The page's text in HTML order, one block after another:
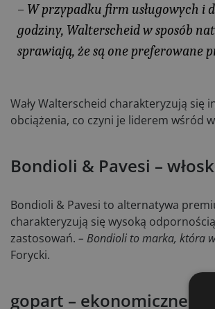
– W przypadku firm usługowych i
godziny, Walterscheid w sposób
sprawiają, że są one preferowane
Wały Walterscheid charakteryzują
obciążenia, co czyni je liderem wśród
Bondioli & Pavesi –
Bondioli & Pavesi to alternatywa
charakteryzują się wysoką
zastosowań. – Bondioli to marka, która
Forycki​.
gopart – ekonomiczne